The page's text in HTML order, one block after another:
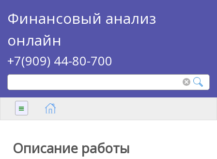
Финансовый анализ
онлайн
+7(909) 44-80-700
≡
Описание работы